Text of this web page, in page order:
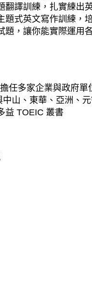
譯訓練，扎實練出
式英文寫作訓練，
，讓你能實際運用
任多家企業與政府單
山、東華、亞洲、
益 TOEIC 叢書